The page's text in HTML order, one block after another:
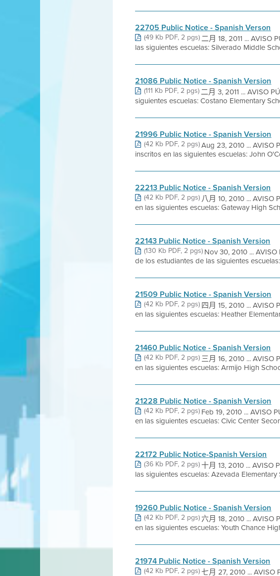
22705 Public Notice - Spanish Verson
(49 Kb PDF, 2 pgs)二月 18, 2011 ... AVISO
las siguientes escuelas: Silverado Middle
21086 Public Notice - Spanish Version
(111 Kb PDF, 2 pgs)二月 3, 2011 ... AVISO
siguientes escuelas: Costano Elementary
21996 Public Notice - Spanish Version
(42 Kb PDF, 2 pgs)Aug 23, 2010 ... AVISO
inscritos en las siguientes escuelas: John
22213 Public Notice - Spanish Version
(42 Kb PDF, 2 pgs)八月 10, 2010 ...
en las siguientes escuelas: Gateway High
22143 Public Notice - Spanish Version
(130 Kb PDF, 2 pgs)Nov 30, 2010 ...
de los estudiantes de las siguientes
21509 Public Notice - Spanish Version
(42 Kb PDF, 2 pgs)四月 15, 2010 ...
en las siguientes escuelas: Heather
21460 Public Notice - Spanish Version
(42 Kb PDF, 2 pgs)三月 16, 2010 ...
en las siguientes escuelas: Armijo High
21228 Public Notice - Spanish Version
(42 Kb PDF, 2 pgs)Feb 19, 2010 ... AVISO
en las siguientes escuelas: Civic Center
22172 Public Notice-Spanish Version
(36 Kb PDF, 2 pgs)十月 13, 2010 ...
las siguientes escuelas: Azevada
19260 Public Notice - Spanish Version
(42 Kb PDF, 2 pgs)六月 18, 2010 ...
en las siguientes escuelas: Youth Chance
21974 Public Notice - Spanish Version
(42 Kb PDF, 2 pgs)七月 27, 2010 ...